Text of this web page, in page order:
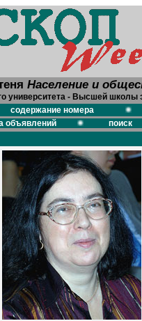
Население и
университета - Высшей школы
содержание номера
объявлений поиск